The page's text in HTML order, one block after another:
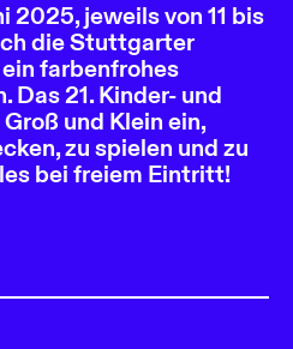
2025, jeweils von 11 bis
die Stuttgarter
farbenfrohes
Das 21. Kinder- und
und Klein ein,
zu spielen und zu
bei freiem Eintritt!